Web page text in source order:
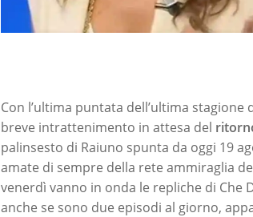
Con l’ultima puntata dell’ultima
breve intrattenimento in attesa del
palinsesto di Raiuno spunta da oggi 19
amate di sempre della rete ammiraglia
venerdì vanno in onda le repliche di Che
anche se sono due episodi al giorno,